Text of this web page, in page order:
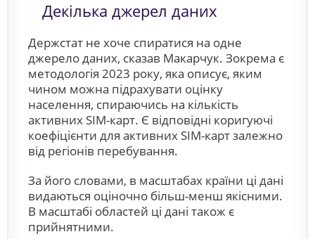
Декілька джерел даних
Держстат не хоче спиратися на одне
джерело даних, сказав Макарчук. Зокрема є
методологія 2023 року, яка описує, яким
чином можна підрахувати оцінку
населення, спираючись на кількість
активних SIM-карт. Є відповідні коригуючі
коефіцієнти для активних SIM-карт залежно
від регіонів перебування.
За його словами, в масштабах країни ці дані
видаються оціночно більш-менш якісними.
В масштабі областей ці дані також є
прийнятними.